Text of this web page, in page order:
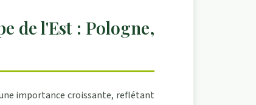
de l'Est : Pologne,
importance croissante, reflétant